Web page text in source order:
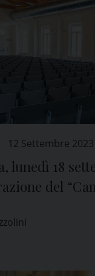
12 Settembre 2023
lunedì 18
del